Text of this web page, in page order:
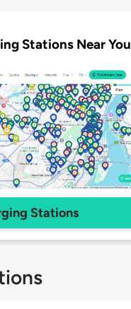
Stations Near You
Stations